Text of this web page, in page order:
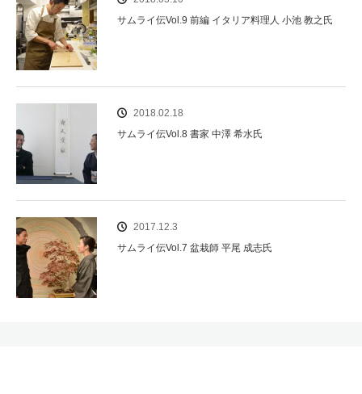
サムライ伝Vol.9 前編 イタリア料理人 小池 教之氏
2018.02.18
サムライ伝Vol.8 書家 中澤 希水氏
2017.12.3
サムライ伝Vol.7 盆栽師 平尾 成志氏